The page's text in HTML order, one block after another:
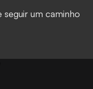
seguir um caminho